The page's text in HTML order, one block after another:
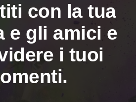
con la tua
e gli amici e
i tuoi